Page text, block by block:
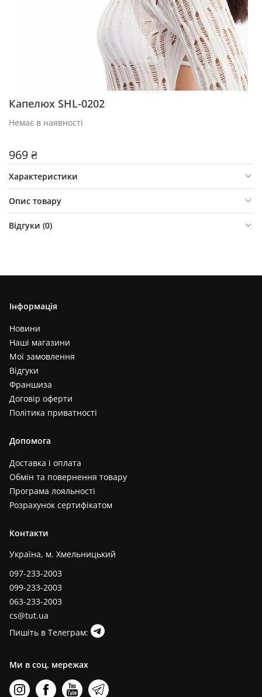
Капелюх SHL-0202
Немає в наявності
969 ₴
Характеристики
Опис товару
Відгуки (0)
Інформація
Новини
Наші магазини
Мої замовлення
Відгуки
Франшиза
Договір оферти
Політика приватності
Допомога
Доставка і оплата
Обмін та повернення товару
Програма лояльності
Розрахунок сертифікатом
Контакти
Україна, м. Хмельницький
097-233-2003
099-233-2003
063-233-2003
cs@tut.ua
Пишіть в Телеграм:
Ми в соц. мережах